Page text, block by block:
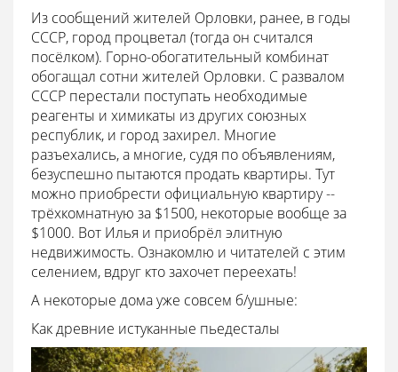
Из сообщений жителей Орловки, ранее, в годы
СССР, город процветал (тогда он считался
посёлком). Горно-обогатительный комбинат
обогащал сотни жителей Орловки. С развалом
СССР перестали поступать необходимые
реагенты и химикаты из других союзных
республик, и город захирел. Многие
разъехались, а многие, судя по объявлениям,
безуспешно пытаются продать квартиры. Тут
можно приобрести официальную квартиру --
трёхкомнатную за $1500, некоторые вообще за
$1000. Вот Илья и приобрёл элитную
недвижимость. Ознакомлю и читателей с этим
селением, вдруг кто захочет переехать!
А некоторые дома уже совсем б/ушные:
Как древние истуканные пьедесталы